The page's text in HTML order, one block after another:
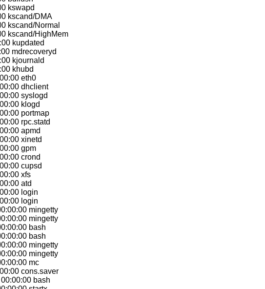
kswapd
kscand/DMA
kscand/Normal
kscand/HighMem
kupdated
mdrecoveryd
kjournald
khubd
eth0
dhclient
syslogd
klogd
portmap
rpc.statd
apmd
xinetd
gpm
crond
cupsd
xfs
atd
login
login
mingetty
mingetty
bash
bash
mingetty
mingetty
mc
cons.saver
bash